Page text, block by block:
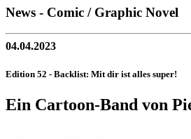
News - Comic / Graphic Novel
04.04.2023
Edition 52 - Backlist: Mit dir ist alles super!
Ein Cartoon-Band von